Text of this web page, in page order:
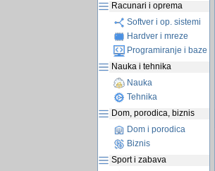
Racunari i oprema
Softver i op. sistemi
Hardver i mreze
Programiranje i baze
Nauka i tehnika
Nauka
Tehnika
Dom, porodica, biznis
Dom i porodica
Biznis
Sport i zabava